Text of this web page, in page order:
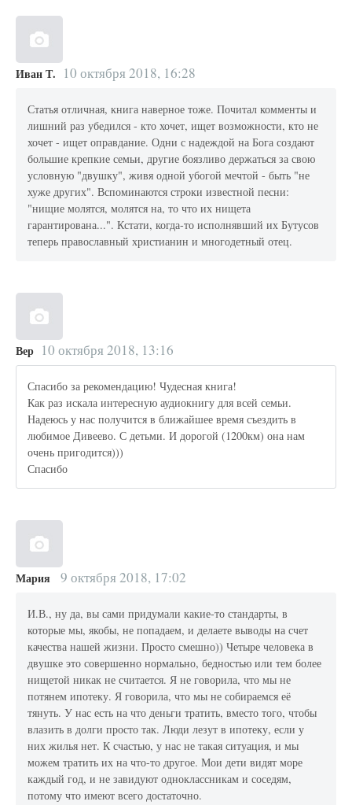
Иван Т. 10 октября 2018, 16:28
Статья отличная, книга наверное тоже. Почитал комменты и
лишний раз убедился - кто хочет, ищет возможности, кто не
хочет - ищет оправдание. Одни с надеждой на Бога создают
большие крепкие семьи, другие боязливо держаться за свою
условную "двушку", живя одной убогой мечтой - быть "не
хуже других". Вспоминаются строки известной песни:
"нищие молятся, молятся на, то что их нищета
гарантирована...". Кстати, когда-то исполнявший их Бутусов
теперь православный христианин и многодетный отец.
Вер 10 октября 2018, 13:16
Спасибо за рекомендацию! Чудесная книга!
Как раз искала интересную аудиокнигу для всей семьи.
Надеюсь у нас получится в ближайшее время съездить в
любимое Дивеево. С детьми. И дорогой (1200км) она нам
очень пригодится)))
Спасибо
Мария 9 октября 2018, 17:02
И.В., ну да, вы сами придумали какие-то стандарты, в
которые мы, якобы, не попадаем, и делаете выводы на счет
качества нашей жизни. Просто смешно)) Четыре человека в
двушке это совершенно нормально, бедностью или тем более
нищетой никак не считается. Я не говорила, что мы не
потянем ипотеку. Я говорила, что мы не собираемся её
тянуть. У нас есть на что деньги тратить, вместо того, чтобы
влазить в долги просто так. Люди лезут в ипотеку, если у
них жилья нет. К счастью, у нас не такая ситуация, и мы
можем тратить их на что-то другое. Мои дети видят море
каждый год, и не завидуют одноклассникам и соседям,
потому что имеют всего достаточно.